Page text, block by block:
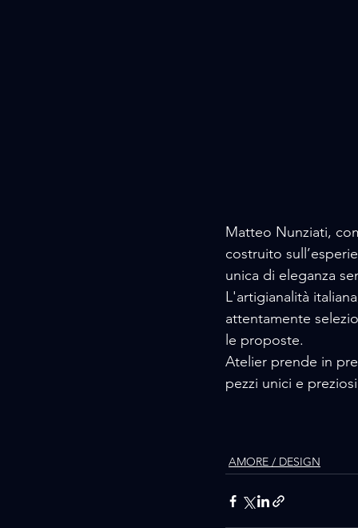
Matteo Nunziati,
costruito
unica di eleganza
L'artigianalità
attentamente
le proposte.
Atelier prende in
pezzi unici e
AMORE / DESIGN